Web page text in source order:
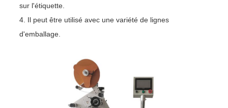
sur l'étiquette.
4. Il peut être utilisé avec une variété de lignes
d'emballage.